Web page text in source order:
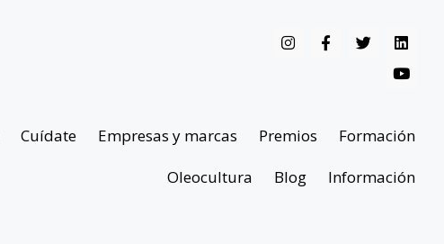
Cuídate Empresas y marcas Premios
Formación
Oleocultura
Blog Información